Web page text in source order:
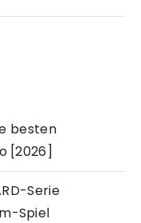
besten
[2026]
Serie
Spiel